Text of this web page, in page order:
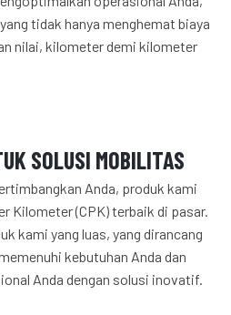
tidak hanya menghemat biaya
nilai, kilometer demi kilometer
SOLUSI MOBILITAS
Anda, produk kami
Kilometer (CPK) terbaik di pasar.
kami yang luas, yang dirancang
kebutuhan Anda dan
Anda dengan solusi inovatif.